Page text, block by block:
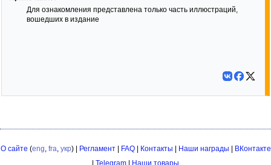
Для ознакомления представлена только часть иллюстраций,
вошедших в издание
О сайте (eng, fra, укр) | Регламент| FAQ| Контакты Наши награды
ВКонтакте
Telegram Наши товары